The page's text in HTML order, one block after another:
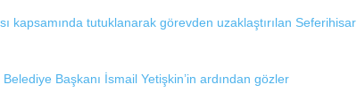
kapsamında tutuklanarak görevden uzaklaştırılan Seferihisar